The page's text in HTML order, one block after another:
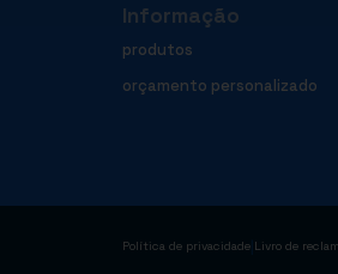
Informação
produtos
orçamento personalizado
Política de privacidade Livro de